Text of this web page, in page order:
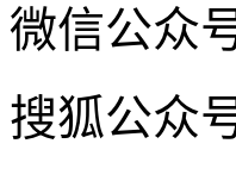
微信公众
搜狐公众